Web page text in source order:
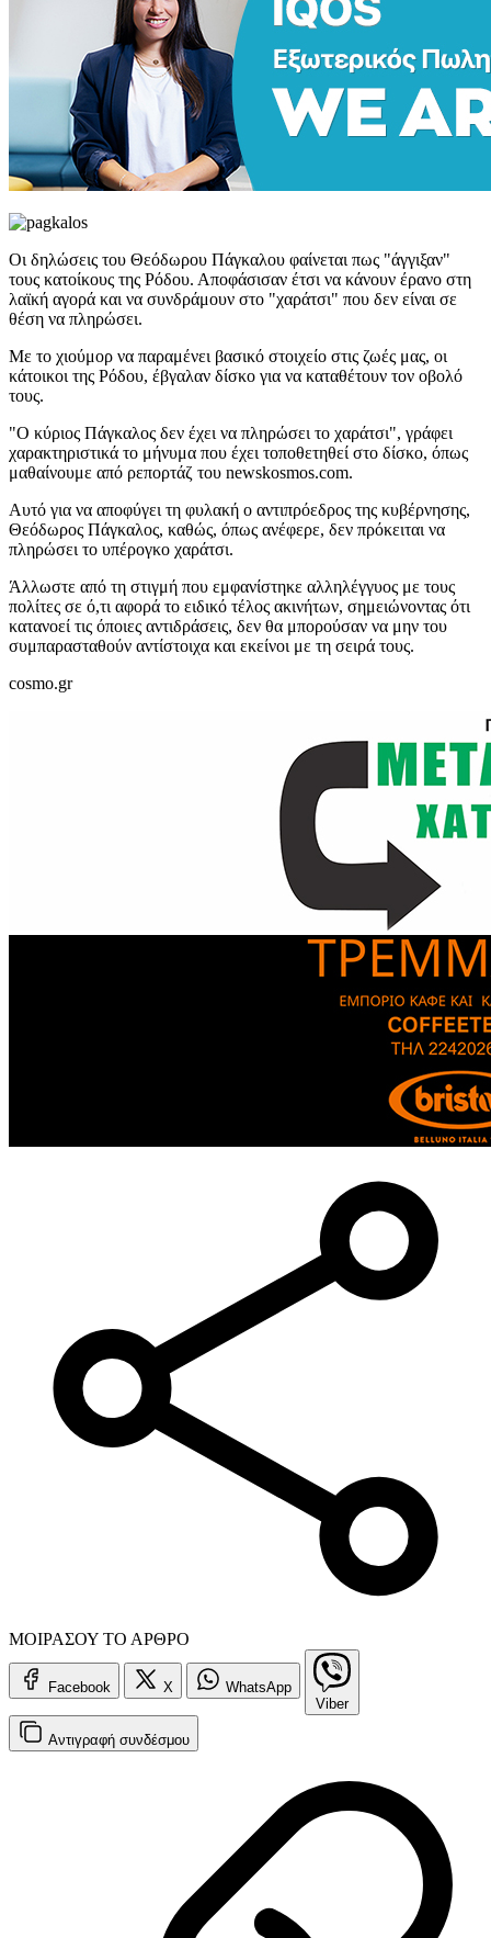
Οι δηλώσεις του Θεόδωρου Πάγκαλου φαίνεται πως "άγγιξαν"
τους κατοίκους της Ρόδου. Αποφάσισαν έτσι να κάνουν έρανο στη
λαϊκή αγορά και να συνδράμουν στο "χαράτσι" που δεν είναι σε
θέση να πληρώσει.
Με το χιούμορ να παραμένει βασικό στοιχείο στις ζωές μας, οι
κάτοικοι της Ρόδου, έβγαλαν δίσκο για να καταθέτουν τον οβολό
τους.
"Ο κύριος Πάγκαλος δεν έχει να πληρώσει το χαράτσι", γράφει
χαρακτηριστικά το μήνυμα που έχει τοποθετηθεί στο δίσκο, όπως
μαθαίνουμε από ρεπορτάζ του newskosmos.com.
Αυτό για να αποφύγει τη φυλακή ο αντιπρόεδρος της κυβέρνησης,
Θεόδωρος Πάγκαλος, καθώς, όπως ανέφερε, δεν πρόκειται να
πληρώσει το υπέρογκο χαράτσι.
Άλλωστε από τη στιγμή που εμφανίστηκε αλληλέγγυος με τους
πολίτες σε ό,τι αφορά το ειδικό τέλος ακινήτων, σημειώνοντας ότι
κατανοεί τις όποιες αντιδράσεις, δεν θα μπορούσαν να μην του
συμπαρασταθούν αντίστοιχα και εκείνοι με τη σειρά τους.
cosmo.gr
ΜΟΙΡΑΣΟΥ ΤΟ ΑΡΘΡΟ
Facebook X
WhatsApp
Viber
Αντιγραφή συνδέσμου